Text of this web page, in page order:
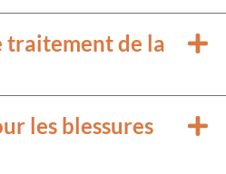
traitement de la
les blessures